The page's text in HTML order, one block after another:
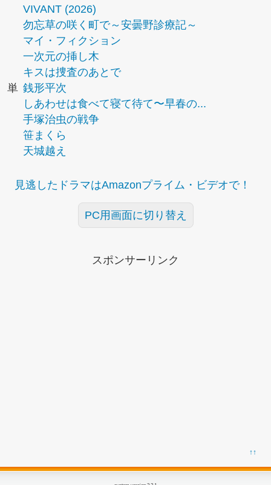
VIVANT (2026)
勿忘草の咲く町で～安曇野診療記～
マイ・フィクション
一次元の挿し木
キスは捜査のあとで
単 銭形平次
しあわせは食べて寝て待て〜早春の...
手塚治虫の戦争
笹まくら
天城越え
見逃したドラマはAmazonプライム・ビデオで！
PC用画面に切り替え
スポンサーリンク
↑↑